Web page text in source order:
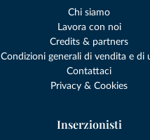
Chi siamo
Lavora con noi
Credits & partners
Condizioni generali di vendita e di
Contattaci
Privacy & Cookies
Inserzionisti